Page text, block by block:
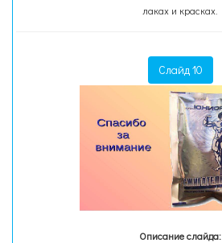
лаках и красках.
Слайд 10
Описание слайда: